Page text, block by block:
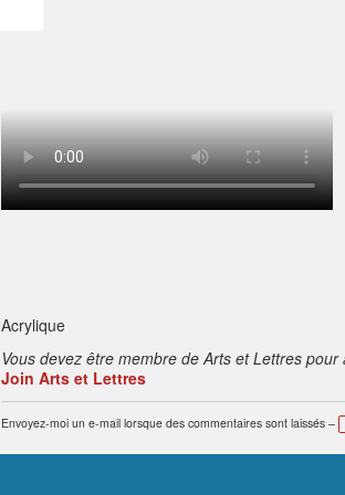
Acrylique
Vous devez être membre de Arts et Lettres
Join Arts et Lettres
Envoyez-moi un e-mail lorsque des commentaires sont laissés –